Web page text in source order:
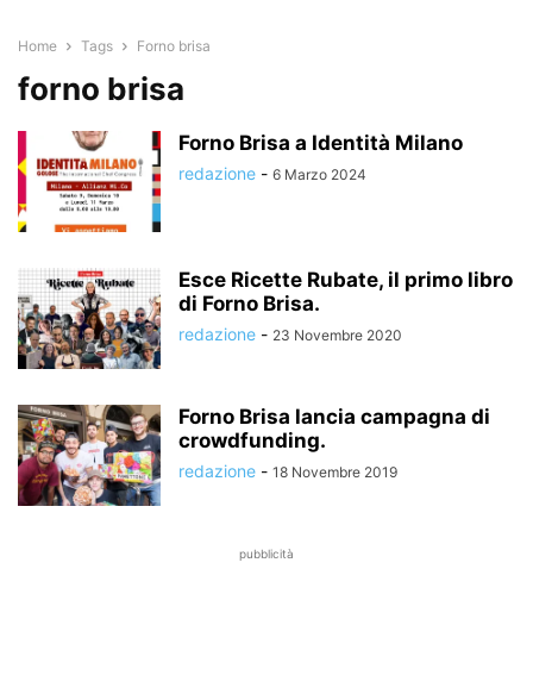
Home Tags Forno brisa
forno brisa
Forno Brisa a Identità Milano
redazione - 6 Marzo 2024
Esce Ricette Rubate, il primo libro
di Forno Brisa.
redazione - 23 Novembre 2020
Forno Brisa lancia campagna di
crowdfunding.
redazione - 18 Novembre 2019
pubblicità